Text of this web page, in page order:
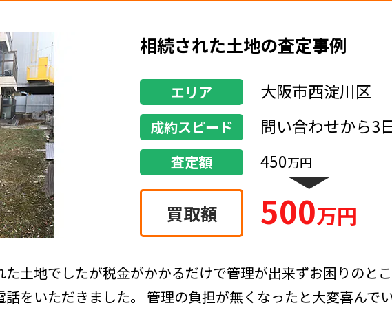
相続された土地の査定事例
エリア 大阪市西淀川区
成約スピード 問い合わせから3
査定額 450万円
買取額 500万円
た土地でしたが税金がかかるだけで管理が出来ずお困りのと
話をいただきました。 管理の負担が無くなったと大変喜んで